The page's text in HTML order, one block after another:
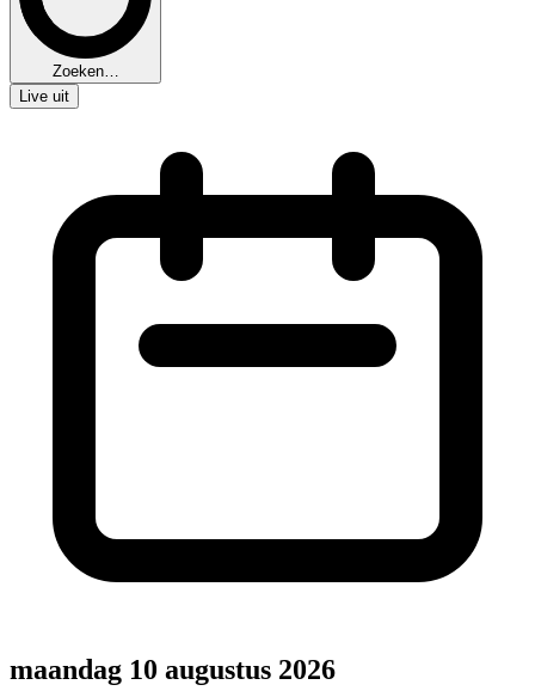
Zoeken…
Live uit
maandag 10 augustus 2026